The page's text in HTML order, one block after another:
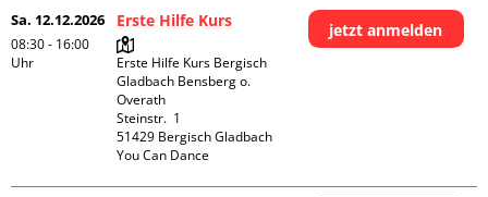
Sa. 12.12.2026
08:30 - 16:00
Uhr
Erste Hilfe Kurs
Erste Hilfe Kurs Bergisch
Gladbach Bensberg o.
Overath
Steinstr.  1
51429 Bergisch Gladbach
You Can Dance
jetzt anmelden